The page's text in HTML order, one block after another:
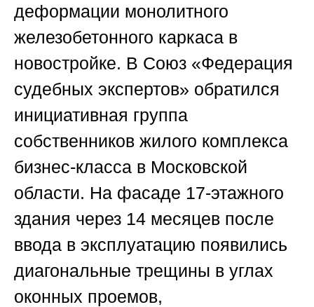
деформации монолитного
железобетонного каркаса в
новостройке. В Союз «Федерация
судебных экспертов» обратился
инициативная группа
собственников жилого комплекса
бизнес-класса в Московской
области. На фасаде 17-этажного
здания через 14 месяцев после
ввода в эксплуатацию появились
диагональные трещины в углах
оконных проемов,